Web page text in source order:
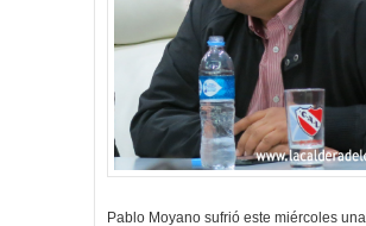
Pablo Moyano sufrió este miércoles una